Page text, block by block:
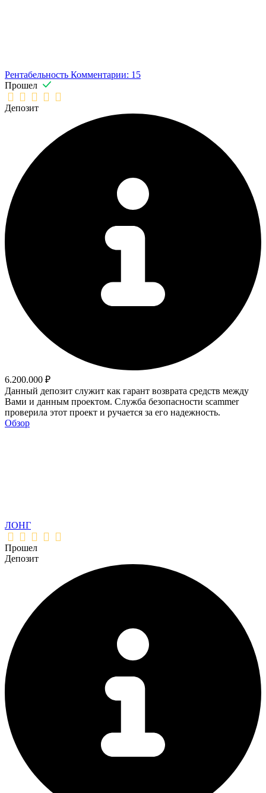
Рентабельность Комментарии: 15
Прошел
Депозит
6.200.000 ₽
Данный депозит служит как гарант возврата средств между
Вами и данным проектом. Служба безопасности scammer
проверила этот проект и ручается за его надежность.
Обзор
ЛОНГ
Прошел
Депозит